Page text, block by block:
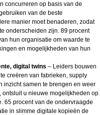
concurreren op basis van de
van de beste
manier moet benaderen, zodat
onderscheiden zijn. 89 procent
hun organisatie om waarde te
en mogelijkheden van hun
digital twins – Leiders bouwen
creëren van fabrieken, supply
inzicht samen te brengen en weer
u nieuwe mogelijkheden op
65 procent van de ondervraagde
in slimme digitale kopieën de